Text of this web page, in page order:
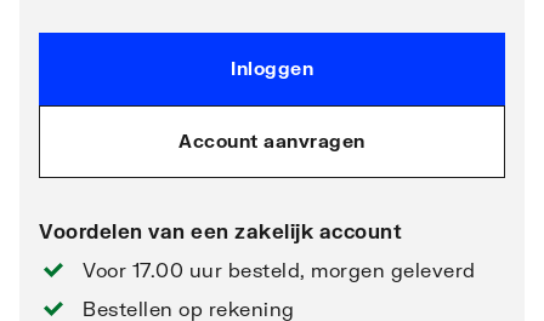
Inloggen
Account aanvragen
Voordelen van een zakelijk account
Voor 17.00 uur besteld, morgen geleverd
Bestellen op rekening